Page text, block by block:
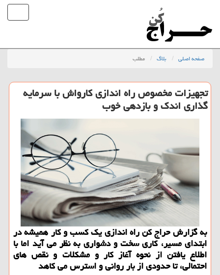
صفحه اصلی بلاگ مطلب
تجهیزات مخصوص راه اندازی كارواش با سرمایه
گذاری اندك و بازدهی خوب
به گزارش حراج كن راه اندازی یك كسب و كار همیشه در
ابتدای مسیر، كاری سخت و دشواری به نظر می ­آید اما با
اطلاع یافتن از نحوه آغاز كار و مشكلات و نقص های
احتمالی، تا حدودی از بار روانی و استرس می ­كاهد